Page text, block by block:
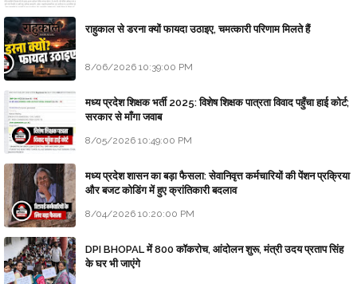
राहुकाल से डरना क्यों फायदा उठाइए, चमत्कारी परिणाम मिलते हैं
8/06/2026 10:39:00 PM
मध्य प्रदेश शिक्षक भर्ती 2025: विशेष शिक्षक पात्रता विवाद पहुँचा हाई कोर्ट;
सरकार से माँगा जवाब
8/05/2026 10:49:00 PM
मध्य प्रदेश शासन का बड़ा फैसला: सेवानिवृत्त कर्मचारियों की पेंशन प्रक्रिया
और बजट कोडिंग में हुए क्रांतिकारी बदलाव
8/04/2026 10:20:00 PM
DPI BHOPAL में 800 कॉकरोच, आंदोलन शुरू, मंत्री उदय प्रताप सिंह
के घर भी जाएंगे